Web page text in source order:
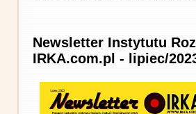
Newsletter Instytutu
IRKA.com.pl - lipiec/